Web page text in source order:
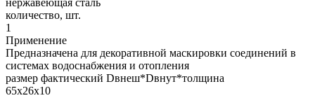
нержавеющая сталь
количество, шт.
1
Применение
Предназначена для декоративной маскировки соединений в
системах водоснабжения и отопления
размер фактический Dвнеш*Dвнут*толщина
65х26х10